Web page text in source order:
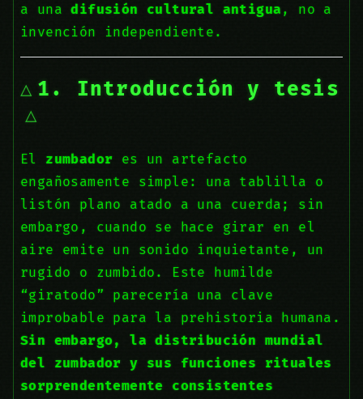
a unadifusión cultural antigua , no a
invención independiente.
1. Introducción y tesis
El zumbador es un artefacto
engañosamente simple: una tablilla o
listón plano atado a una cuerda; sin
embargo, cuando se hace girar en el
aire emite un sonido inquietante, un
rugido o zumbido. Este humilde
“giratodo” parecería una clave
improbable para la prehistoria humana.
Sin embargo, la distribución mundial
del zumbador y sus funciones rituales
sorprendentemente consistentes